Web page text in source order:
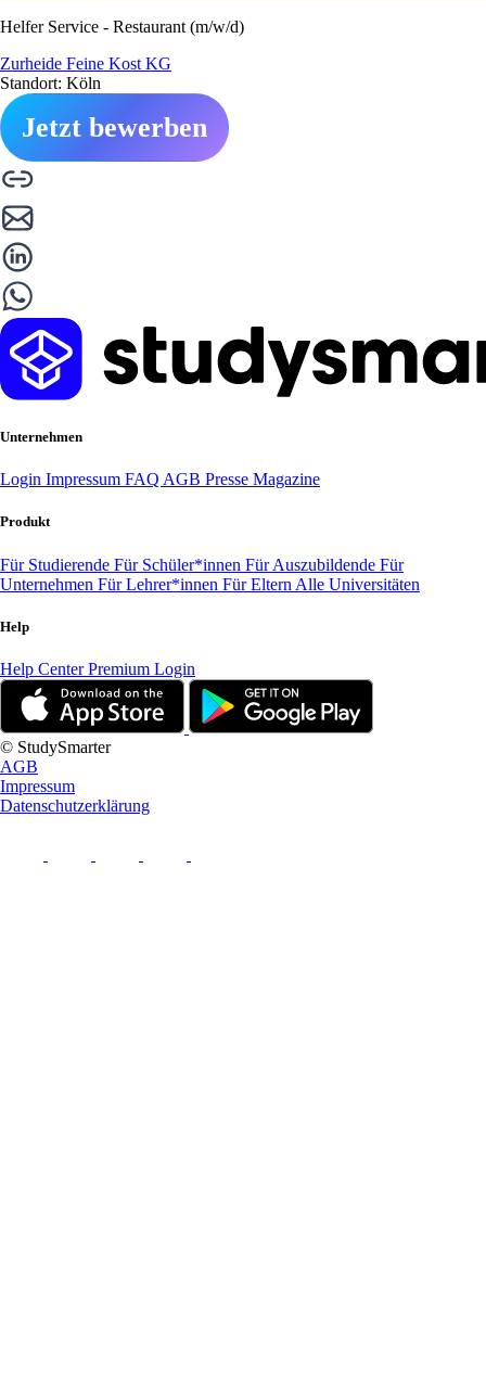
Helfer Service - Restaurant (m/w/d)
Zurheide Feine Kost KG
Standort: Köln
Jetzt bewerben
Unternehmen
Login Impressum FAQ AGB Presse Magazine
Produkt
Für Studierende Für Schüler*innen Für Auszubildende Für
Unternehmen Für Lehrer*innen Für Eltern Alle Universitäten
Help
Help CenterPremium Login
© StudySmarter
AGB
Impressum
Datenschutzerklärung